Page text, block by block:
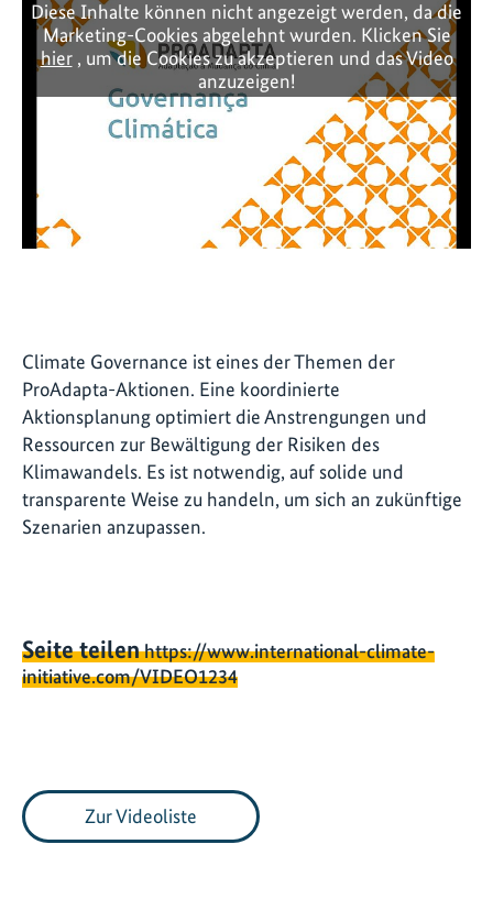
Diese Inhalte können nicht angezeigt werden, da die
Marketing-Cookies abgelehnt wurden. Klicken Sie
hier, um die Cookies zu akzeptieren und das Video
anzuzeigen!
Climate Governance ist eines der Themen der
ProAdapta-Aktionen. Eine koordinierte
Aktionsplanung optimiert die Anstrengungen und
Ressourcen zur Bewältigung der Risiken des
Klimawandels. Es ist notwendig, auf solide und
transparente Weise zu handeln, um sich an zukünftige
Szenarien anzupassen.
Seite teilenhttps://www.international-climate-
initiative.com/VIDEO1234
Zur Videoliste